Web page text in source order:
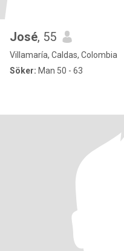
José, 55
Villamaría, Caldas, Colombia
Söker: Man 50 - 63